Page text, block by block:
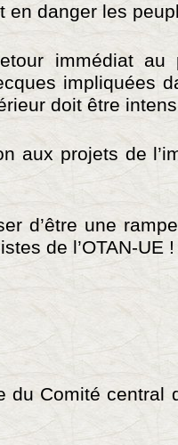
en danger les
immédiat au
impliquées
doit être
aux projets de
d’être une
de l’OTAN-UE
du Comité central